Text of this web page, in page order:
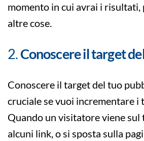
momento in cui avrai i
altre cose.
2.Conoscere il target
Conoscere il target del tuo
cruciale se vuoi incrementare i
Quando un visitatore viene sul
alcuni link, o si sposta sulla